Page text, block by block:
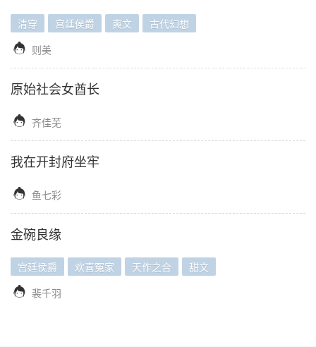
清穿 宫廷侯爵 爽文 古代幻想
 则美
原始社会女酋长
 齐佳芜
我在开封府坐牢
 鱼七彩
金碗良缘
宫廷侯爵 欢喜冤家 天作之合 甜文
 裴千羽